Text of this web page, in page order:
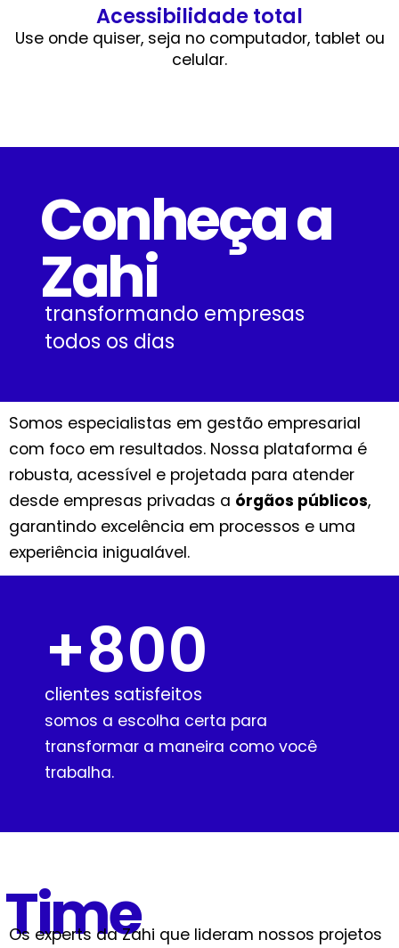
Acessibilidade total
Use onde quiser, seja no computador, tablet ou
celular.
Conheça a
Zahi
transformando empresas
todos os dias
Somos especialistas em gestão empresarial
com foco em resultados. Nossa plataforma é
robusta, acessível e projetada para atender
desde empresas privadas a órgãos públicos,
garantindo excelência em processos e uma
experiência inigualável.
clientes satisfeitos
+800
somos a escolha certa para
transformar a maneira como você
trabalha.
Time
Os experts da Zahi que lideram nossos projetos